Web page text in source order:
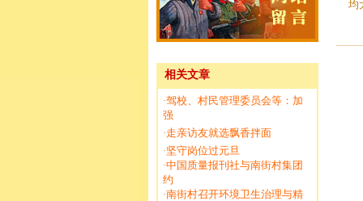
相关文章
·驾校、村民管理委员会等：加
强
·走亲访友就选飘香拌面
·坚守岗位过元旦
·中国质量报刊社与南街村集团
约
·南街村召开环境卫生治理与精
均